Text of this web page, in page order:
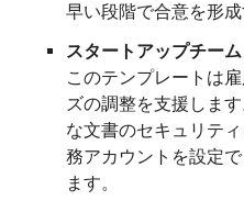
早い段階で合意を形成
スタートアップチーム
このテンプレートは
ズの調整を支援しま
な文書のセキュリテ
務アカウントを設定
ます。